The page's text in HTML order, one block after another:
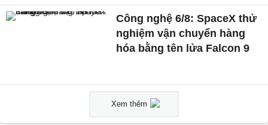
Công nghệ 6/8: SpaceX thử
nghiệm vận chuyển hàng
hóa bằng tên lửa Falcon 9
Xem thêm